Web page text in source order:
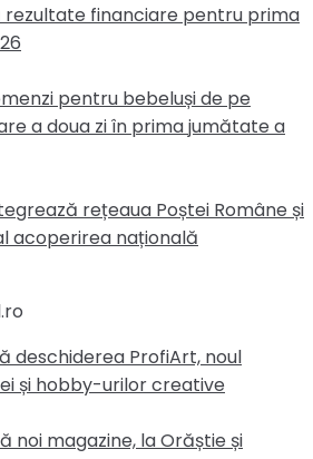
rezultate financiare pentru prima
pentru bebeluși de pe
a doua zi în prima jumătate a
rețeaua Poștei Române și
acoperirea națională
deschiderea ProfiArt, noul
și hobby-urilor creative
noi magazine, la Orăștie și